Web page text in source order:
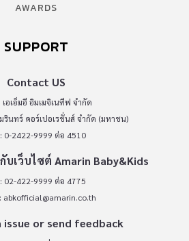
AWARDS
SUPPORT
Contact US
อเอ็มอี อิมเมจิเนทีฟ จำกัด
รินทร์ คอร์เปอเรชั่นส์ จำกัด (มหาชน)
0-2422-9999 ต่อ 4510
เว็บไซต์ Amarin Baby&Kids
02-422-9999 ต่อ 4775
abkofficial@amarin.co.th
issue or send feedback